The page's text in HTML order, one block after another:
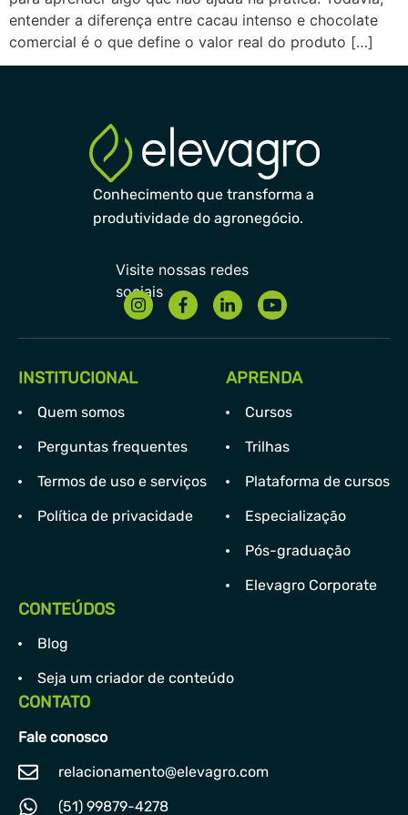
entender a diferença entre cacau intenso e chocolate
comercial é o que define o valor real do produto […]
Conhecimento que transforma a
produtividade do agronegócio.
INSTITUCIONAL
Quem somos
Perguntas frequentes
Termos de uso e serviços
Política de privacidade
APRENDA
Cursos
Trilhas
Plataforma de cursos
Especialização
Pós-graduação
Elevagro Corporate
CONTEÚDOS
Blog
Seja um criador de conteúdo
CONTATO
Fale conosco
relacionamento@elevagro.com
(51) 99879-4278